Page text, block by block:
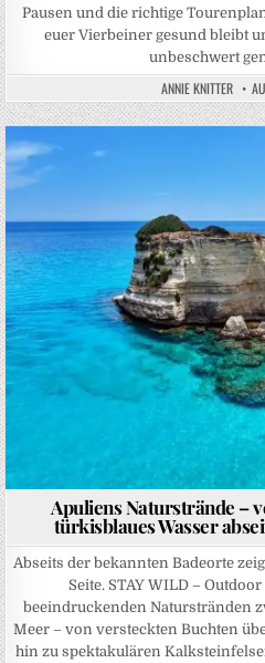
Pausen und die richtige
euer Vierbeiner gesund bleibt
unbeschwert
ANNIE KNITTER
Apuliens Naturstrände –
türkisblaues Wasser
Abseits der bekannten Badeorte
Seite. STAY WILD –
beeindruckenden Naturstränden
Meer – von versteckten Buchten
hin zu spektakulären